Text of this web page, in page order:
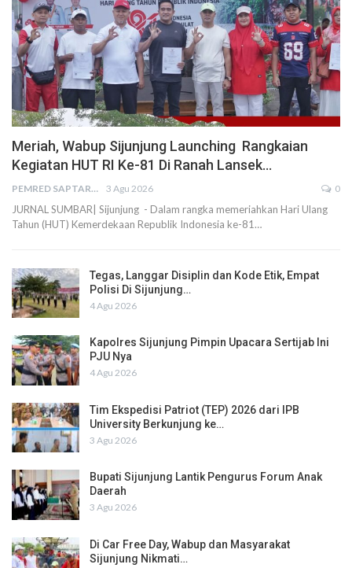
Meriah, Wabup Sijunjung Launching Rangkaian
Kegiatan HUT RI Ke-81 Di Ranah Lansek…
PEMRED SAPTARIUS 3 Agu 2026 0
JURNAL SUMBAR| Sijunjung - Dalam rangka memeriahkan Hari Ulang
Tahun (HUT) Kemerdekaan Republik Indonesia ke-81…
Tegas, Langgar Disiplin dan Kode Etik, Empat
Polisi Di Sijunjung…
4 Agu 2026
Kapolres Sijunjung Pimpin Upacara Sertijab Ini
PJU Nya
4 Agu 2026
Tim Ekspedisi Patriot (TEP) 2026 dari IPB
University Berkunjung ke…
3 Agu 2026
Bupati Sijunjung Lantik Pengurus Forum Anak
Daerah
3 Agu 2026
Di Car Free Day, Wabup dan Masyarakat
Sijunjung Nikmati…